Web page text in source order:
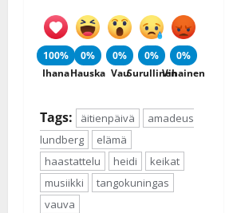
100%
Ihana
0%
Hauska
0%
Vau
0%
Surullinen
0%
Vihainen
Tags: äitienpäivä
amadeus
lundberg
elämä
haastattelu
heidi
keikat
musiikki
tangokuningas
vauva